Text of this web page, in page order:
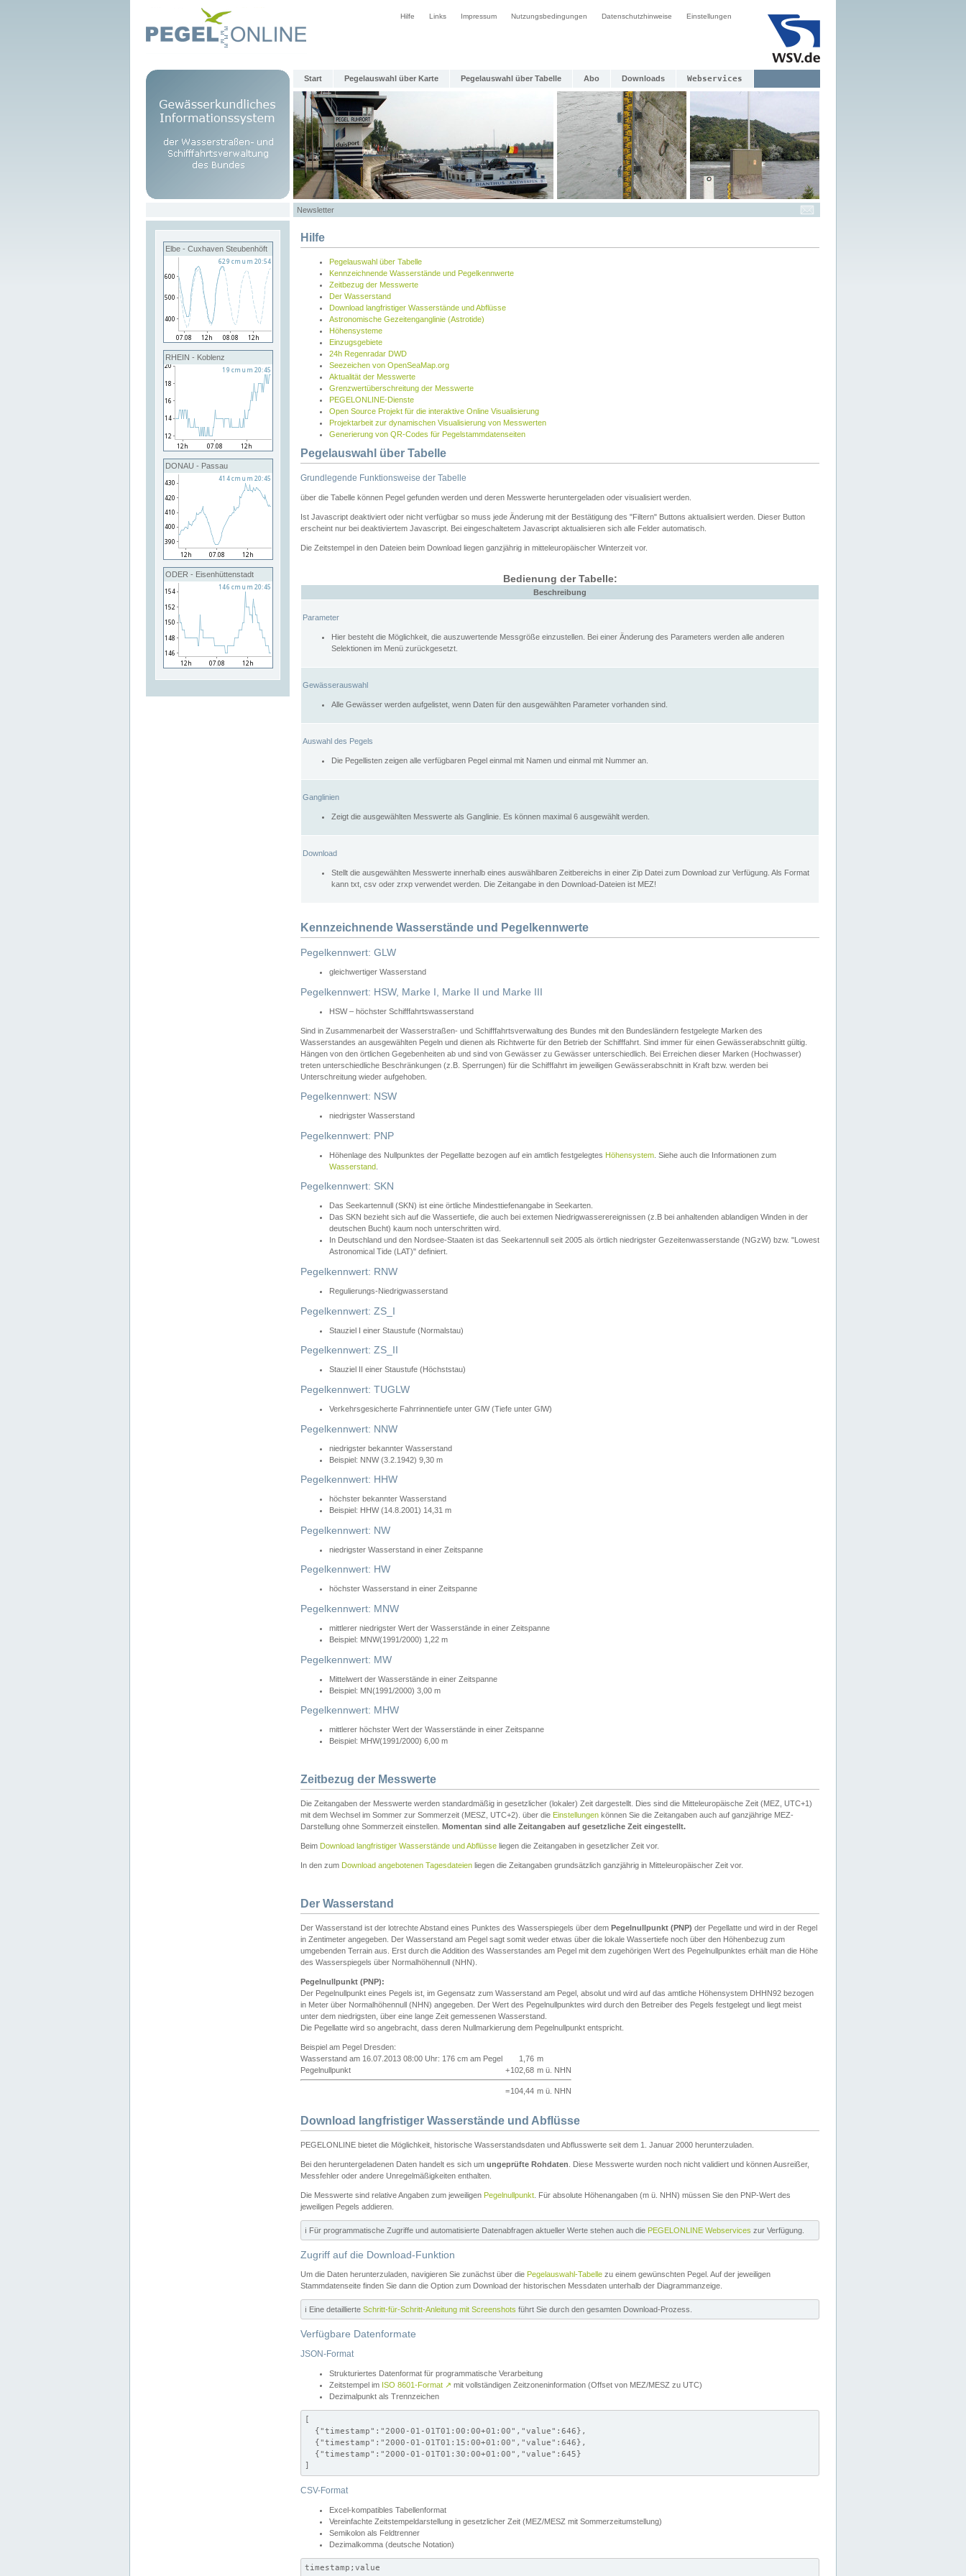
Hilfe Links Impressum Nutzungsbedingungen Datenschutzhinweise Einstellungen
Start Pegelauswahl über Karte Pegelauswahl über Tabelle Abo Downloads Webservices
Newsletter
Elbe - Cuxhaven Steubenhöft
RHEIN - Koblenz
DONAU - Passau
ODER - Eisenhüttenstadt
Hilfe
Pegelauswahl über Tabelle
Kennzeichnende Wasserstände und Pegelkennwerte
Zeitbezug der Messwerte
Der Wasserstand
Download langfristiger Wasserstände und Abflüsse
Astronomische Gezeitenganglinie (Astrotide)
Höhensysteme
Einzugsgebiete
24h Regenradar DWD
Seezeichen von OpenSeaMap.org
Aktualität der Messwerte
Grenzwertüberschreitung der Messwerte
PEGELONLINE-Dienste
Open Source Projekt für die interaktive Online Visualisierung
Projektarbeit zur dynamischen Visualisierung von Messwerten
Generierung von QR-Codes für Pegelstammdatenseiten
Pegelauswahl über Tabelle
Grundlegende Funktionsweise der Tabelle
über die Tabelle können Pegel gefunden werden und deren Messwerte heruntergeladen oder visualisiert werden.
Ist Javascript deaktiviert oder nicht verfügbar so muss jede Änderung mit der Bestätigung des "Filtern" Buttons aktualisiert werden. Dieser Button
erscheint nur bei deaktiviertem Javascript. Bei eingeschaltetem Javascript aktualisieren sich alle Felder automatisch.
Die Zeitstempel in den Dateien beim Download liegen ganzjährig in mitteleuropäischer Winterzeit vor.
Bedienung der Tabelle:
Beschreibung
Parameter
Hier besteht die Möglichkeit, die auszuwertende Messgröße einzustellen. Bei einer Änderung des Parameters werden alle anderen
Selektionen im Menü zurückgesetzt.
Gewässerauswahl
Alle Gewässer werden aufgelistet, wenn Daten für den ausgewählten Parameter vorhanden sind.
Auswahl des Pegels
Die Pegellisten zeigen alle verfügbaren Pegel einmal mit Namen und einmal mit Nummer an.
Ganglinien
Zeigt die ausgewählten Messwerte als Ganglinie. Es können maximal 6 ausgewählt werden.
Download
Stellt die ausgewählten Messwerte innerhalb eines auswählbaren Zeitbereichs in einer Zip Datei zum Download zur Verfügung. Als Format
kann txt, csv oder zrxp verwendet werden. Die Zeitangabe in den Download-Dateien ist MEZ!
Kennzeichnende Wasserstände und Pegelkennwerte
Pegelkennwert: GLW
gleichwertiger Wasserstand
Pegelkennwert: HSW, Marke I, Marke II und Marke III
HSW – höchster Schifffahrtswasserstand
Sind in Zusammenarbeit der Wasserstraßen- und Schifffahrtsverwaltung des Bundes mit den Bundesländern festgelegte Marken des
Wasserstandes an ausgewählten Pegeln und dienen als Richtwerte für den Betrieb der Schifffahrt. Sind immer für einen Gewässerabschnitt gültig.
Hängen von den örtlichen Gegebenheiten ab und sind von Gewässer zu Gewässer unterschiedlich. Bei Erreichen dieser Marken (Hochwasser)
treten unterschiedliche Beschränkungen (z.B. Sperrungen) für die Schifffahrt im jeweiligen Gewässerabschnitt in Kraft bzw. werden bei
Unterschreitung wieder aufgehoben.
Pegelkennwert: NSW
niedrigster Wasserstand
Pegelkennwert: PNP
Höhenlage des Nullpunktes der Pegellatte bezogen auf ein amtlich festgelegtes Höhensystem . Siehe auch die Informationen zum
Wasserstand
Pegelkennwert: SKN
Das Seekartennull (SKN) ist eine örtliche Mindesttiefenangabe in Seekarten.
Das SKN bezieht sich auf die Wassertiefe, die auch bei extemen Niedrigwasserereignissen (z.B bei anhaltenden ablandigen Winden in der
deutschen Bucht) kaum noch unterschritten wird.
In Deutschland und den Nordsee-Staaten ist das Seekartennull seit 2005 als örtlich niedrigster Gezeitenwasserstande (NGzW) bzw. "Lowest
Astronomical Tide (LAT)" definiert.
Pegelkennwert: RNW
Regulierungs-Niedrigwasserstand
Pegelkennwert: ZS_I
Stauziel I einer Staustufe (Normalstau)
Pegelkennwert: ZS_II
Stauziel II einer Staustufe (Höchststau)
Pegelkennwert: TUGLW
Verkehrsgesicherte Fahrrinnentiefe unter GlW (Tiefe unter GlW)
Pegelkennwert: NNW
niedrigster bekannter Wasserstand
Beispiel: NNW (3.2.1942) 9,30 m
Pegelkennwert: HHW
höchster bekannter Wasserstand
Beispiel: HHW (14.8.2001) 14,31 m
Pegelkennwert: NW
niedrigster Wasserstand in einer Zeitspanne
Pegelkennwert: HW
höchster Wasserstand in einer Zeitspanne
Pegelkennwert: MNW
mittlerer niedrigster Wert der Wasserstände in einer Zeitspanne
Beispiel: MNW(1991/2000) 1,22 m
Pegelkennwert: MW
Mittelwert der Wasserstände in einer Zeitspanne
Beispiel: MN(1991/2000) 3,00 m
Pegelkennwert: MHW
mittlerer höchster Wert der Wasserstände in einer Zeitspanne
Beispiel: MHW(1991/2000) 6,00 m
Zeitbezug der Messwerte
Die Zeitangaben der Messwerte werden standardmäßig in gesetzlicher (lokaler) Zeit dargestellt. Dies sind die Mitteleuropäische Zeit (MEZ, UTC+1)
mit dem Wechsel im Sommer zur Sommerzeit (MESZ, UTC+2). über die Einstellungen können Sie die Zeitangaben auch auf ganzjährige MEZ-
Darstellung ohne Sommerzeit einstellen. Momentan sind alle Zeitangaben auf gesetzliche Zeit eingestellt.
Beim Download langfristiger Wasserstände und Abflüsse liegen die Zeitangaben in gesetzlicher Zeit vor.
In den zum Download angebotenen Tagesdateien liegen die Zeitangaben grundsätzlich ganzjährig in Mitteleuropäischer Zeit vor.
Der Wasserstand
Der Wasserstand ist der lotrechte Abstand eines Punktes des Wasserspiegels über dem Pegelnullpunkt (PNP) der Pegellatte und wird in der Regel
in Zentimeter angegeben. Der Wasserstand am Pegel sagt somit weder etwas über die lokale Wassertiefe noch über den Höhenbezug zum
umgebenden Terrain aus. Erst durch die Addition des Wasserstandes am Pegel mit dem zugehörigen Wert des Pegelnullpunktes erhält man die Höhe
des Wasserspiegels über Normalhöhennull (NHN).
Pegelnullpunkt (PNP):
Der Pegelnullpunkt eines Pegels ist, im Gegensatz zum Wasserstand am Pegel, absolut und wird auf das amtliche Höhensystem DHHN92 bezogen
in Meter über Normalhöhennull (NHN) angegeben. Der Wert des Pegelnullpunktes wird durch den Betreiber des Pegels festgelegt und liegt meist
unter dem niedrigsten, über eine lange Zeit gemessenen Wasserstand.
Die Pegellatte wird so angebracht, dass deren Nullmarkierung dem Pegelnullpunkt entspricht.
Beispiel am Pegel Dresden:
Wasserstand am 16.07.2013 08:00 Uhr: 176 cm am Pegel
1,76 m
Pegelnullpunkt
+102,68 m ü. NHN
=104,44 m ü. NHN
Download langfristiger Wasserstände und Abflüsse
PEGELONLINE bietet die Möglichkeit, historische Wasserstandsdaten und Abflusswerte seit dem 1. Januar 2000 herunterzuladen.
Bei den heruntergeladenen Daten handelt es sich um ungeprüfte Rohdaten . Diese Messwerte wurden noch nicht validiert und können Ausreißer,
Messfehler oder andere Unregelmäßigkeiten enthalten.
Die Messwerte sind relative Angaben zum jeweiligen Pegelnullpunkt . Für absolute Höhenangaben (m ü. NHN) müssen Sie den PNP-Wert des
jeweiligen Pegels addieren.
ℹ️ Für programmatische Zugriffe und automatisierte Datenabfragen aktueller Werte stehen auch die PEGELONLINE Webservices zur Verfügung.
Zugriff auf die Download-Funktion
Um die Daten herunterzuladen, navigieren Sie zunächst über die Pegelauswahl-Tabelle zu einem gewünschten Pegel. Auf der jeweiligen
Stammdatenseite finden Sie dann die Option zum Download der historischen Messdaten unterhalb der Diagrammanzeige.
ℹ️ Eine detaillierte Schritt-für-Schritt-Anleitung mit Screenshots führt Sie durch den gesamten Download-Prozess.
Verfügbare Datenformate
JSON-Format
Strukturiertes Datenformat für programmatische Verarbeitung
Zeitstempel im ISO 8601-Format ↗ mit vollständigen Zeitzoneninformation (Offset von MEZ/MESZ zu UTC)
Dezimalpunkt als Trennzeichen
[
  {"timestamp":"2000-01-01T01:00:00+01:00","value":646},
  {"timestamp":"2000-01-01T01:15:00+01:00","value":646},
  {"timestamp":"2000-01-01T01:30:00+01:00","value":645}
]
CSV-Format
Excel-kompatibles Tabellenformat
Vereinfachte Zeitstempeldarstellung in gesetzlicher Zeit (MEZ/MESZ mit Sommerzeitumstellung)
Semikolon als Feldtrenner
Dezimalkomma (deutsche Notation)
timestamp;value